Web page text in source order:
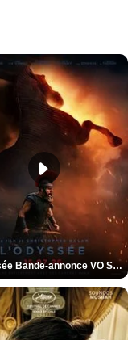
L'Odyssée Bande-annonce VO STFR